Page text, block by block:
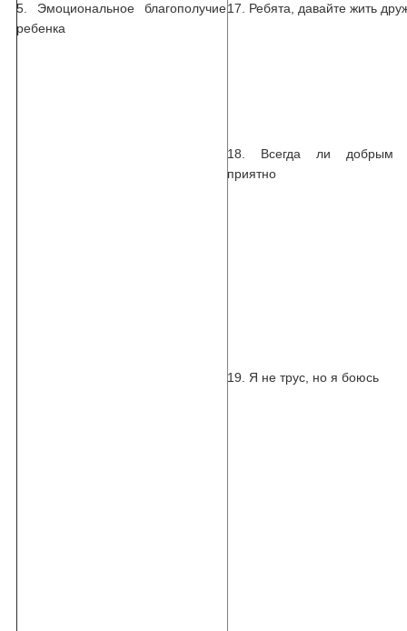
5. Эмоциональное благополучие
ребенка
17. Ребята, давайте жить
18. Всегда ли добрым
приятно
19. Я не трус, но я боюсь